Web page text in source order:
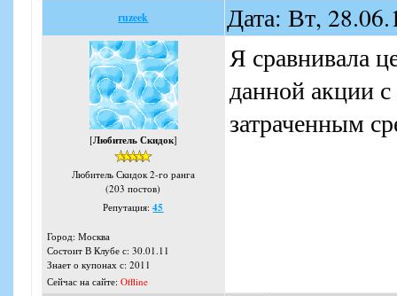
ruzeek Дата: Вт,
[Любитель Скидок]
Любитель Скидок 2-го ранга
(203 постов)
Репутация:45
Город: Москва
Состоит В Клубе с: 30.01.11
Знает о купонах с: 2011
Сейчас на сайте: Offline
Я сравнивала
данной акции
затраченным